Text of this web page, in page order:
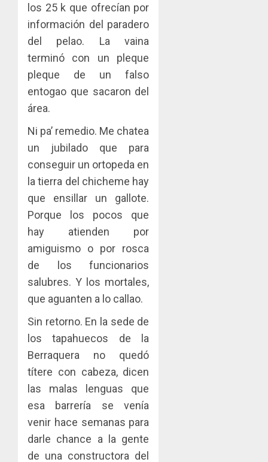
los 25 k que ofrecían por
información del paradero
del pelao. La vaina
terminó con un pleque
pleque de un falso
entogao que sacaron del
área.
Ni pa’ remedio. Me chatea
un jubilado que para
conseguir un ortopeda en
la tierra del chicheme hay
que ensillar un gallote.
Porque los pocos que
hay atienden por
amiguismo o por rosca
de los funcionarios
salubres. Y los mortales,
que aguanten a lo callao.
Sin retorno. En la sede de
los tapahuecos de la
Berraquera no quedó
títere con cabeza, dicen
las malas lenguas que
esa barrería se venía
venir hace semanas para
darle chance a la gente
de una constructora del